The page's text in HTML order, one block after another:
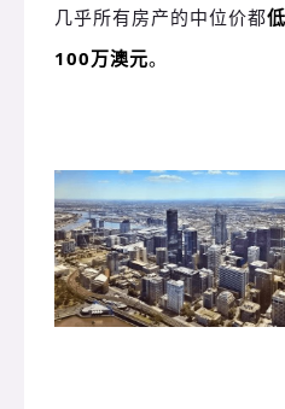
几乎所有房产的中位价都
100万澳元。